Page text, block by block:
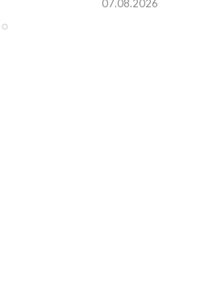
07.08.2026